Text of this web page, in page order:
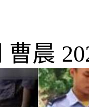
曹晨